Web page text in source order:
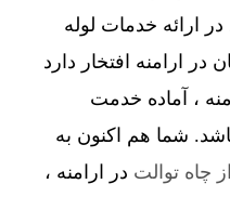
ارائه خدمات لوله
ارامنه افتخار دارد
، آماده خدمت
شما هم اکنون به
چاه توالت در ارامنه ،